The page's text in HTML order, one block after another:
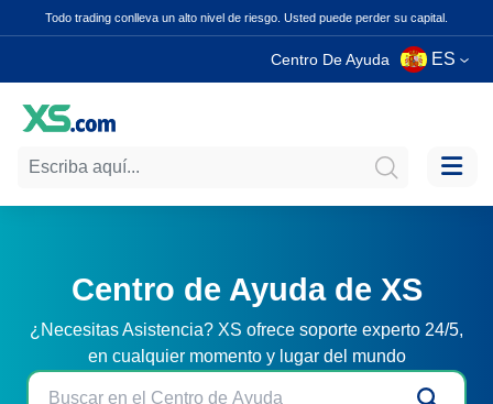
Todo trading conlleva un alto nivel de riesgo. Usted puede perder su capital.
Centro De Ayuda ES
Centro de Ayuda de XS
¿Necesitas Asistencia? XS ofrece soporte experto 24/5,
en cualquier momento y lugar del mundo